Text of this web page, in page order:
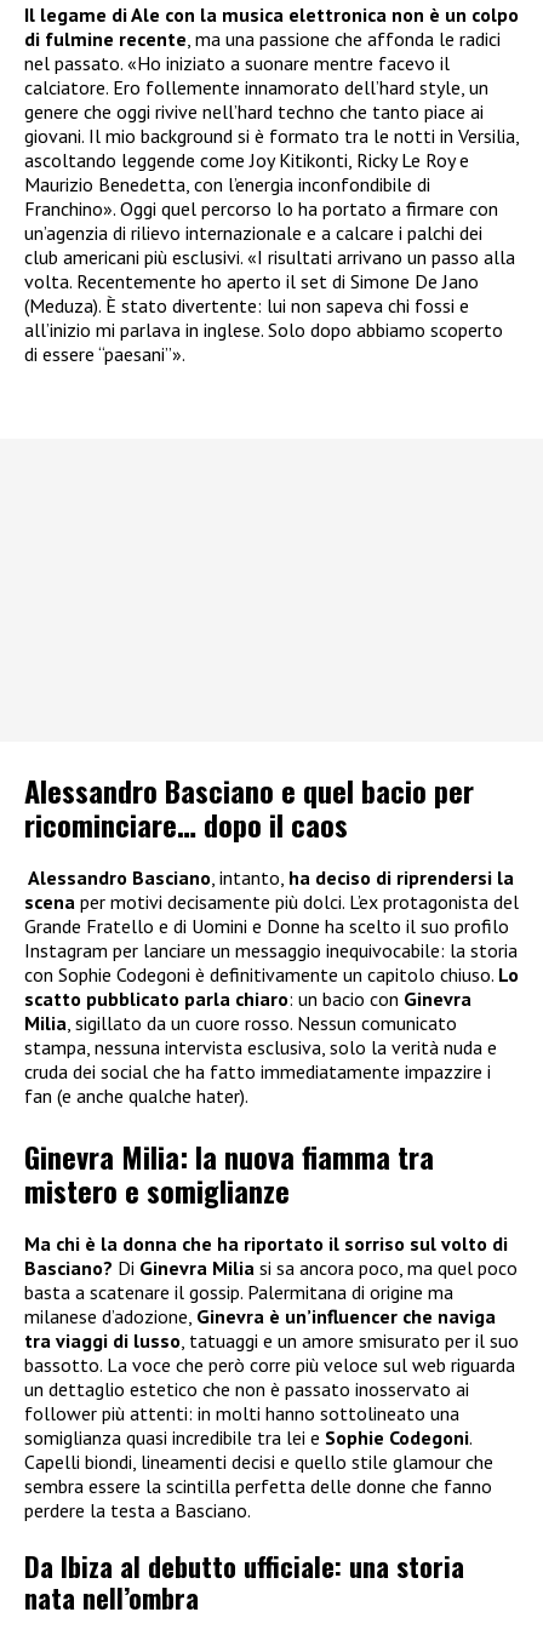
Il legame di Ale con la musica elettronica non è un colpo
di fulmine recente , ma una passione che affonda le radici
nel passato. «Ho iniziato a suonare mentre facevo il
calciatore. Ero follemente innamorato dell’hard style, un
genere che oggi rivive nell’hard techno che tanto piace ai
giovani. Il mio background si è formato tra le notti in Versilia,
ascoltando leggende come Joy Kitikonti, Ricky Le Roy e
Maurizio Benedetta, con l’energia inconfondibile di
Franchino». Oggi quel percorso lo ha portato a firmare con
un’agenzia di rilievo internazionale e a calcare i palchi dei
club americani più esclusivi. «I risultati arrivano un passo alla
volta. Recentemente ho aperto il set di Simone De Jano
(Meduza). È stato divertente: lui non sapeva chi fossi e
all’inizio mi parlava in inglese. Solo dopo abbiamo scoperto
di essere “paesani”».
Alessandro Basciano e quel bacio per
ricominciare… dopo il caos
Alessandro Basciano, intanto, ha deciso di riprendersi la
scena per motivi decisamente più dolci. L’ex protagonista del
Grande Fratello e di Uomini e Donne ha scelto il suo profilo
Instagram per lanciare un messaggio inequivocabile: la storia
con Sophie Codegoni è definitivamente un capitolo chiuso. Lo
scatto pubblicato parla chiaro: un bacio con Ginevra
Milia, sigillato da un cuore rosso. Nessun comunicato
stampa, nessuna intervista esclusiva, solo la verità nuda e
cruda dei social che ha fatto immediatamente impazzire i
fan (e anche qualche hater).
Ginevra Milia: la nuova fiamma tra
mistero e somiglianze
Ma chi è la donna che ha riportato il sorriso sul volto di
Basciano? Di Ginevra Milia si sa ancora poco, ma quel poco
basta a scatenare il gossip. Palermitana di origine ma
milanese d’adozione, Ginevra è un’influencer che naviga
tra viaggi di lusso, tatuaggi e un amore smisurato per il suo
bassotto. La voce che però corre più veloce sul web riguarda
un dettaglio estetico che non è passato inosservato ai
follower più attenti: in molti hanno sottolineato una
somiglianza quasi incredibile tra lei e Sophie Codegoni.
Capelli biondi, lineamenti decisi e quello stile glamour che
sembra essere la scintilla perfetta delle donne che fanno
perdere la testa a Basciano.
Da Ibiza al debutto ufficiale: una storia
nata nell’ombra